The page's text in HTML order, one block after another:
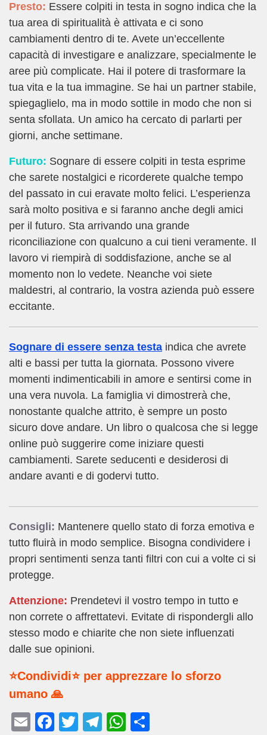
Presto: Essere colpiti in testa in sogno indica che la
tua area di spiritualità è attivata e ci sono
cambiamenti dentro di te. Avete un’eccellente
capacità di investigare e analizzare, specialmente le
aree più complicate. Hai il potere di trasformare la
tua vita e la tua immagine. Se hai un partner stabile,
spiegaglielo, ma in modo sottile in modo che non si
senta sfollata. Un amico ha cercato di parlarti per
giorni, anche settimane.
Futuro: Sognare di essere colpiti in testa esprime
che sarete nostalgici e ricorderete qualche tempo
del passato in cui eravate molto felici. L’esperienza
sarà molto positiva e si faranno anche degli amici
per il futuro. Sta arrivando una grande
riconciliazione con qualcuno a cui tieni veramente. Il
lavoro vi riempirà di soddisfazione, anche se al
momento non lo vedete. Neanche voi siete
maldestri, al contrario, la vostra azienda può essere
eccitante.
Sognare di essere senza testa indica che avrete
alti e bassi per tutta la giornata. Possono vivere
momenti indimenticabili in amore e sentirsi come in
una vera nuvola. La famiglia vi dimostrerà che,
nonostante qualche attrito, è sempre un posto
sicuro dove andare. Un libro o qualcosa che si legge
online può suggerire come iniziare questi
cambiamenti. Sarete seducenti e desiderosi di
andare avanti e di godervi tutto.
Consigli: Mantenere quello stato di forza emotiva e
tutto fluirà in modo semplice. Bisogna condividere i
propri sentimenti senza tanti filtri con cui a volte ci si
protegge.
Attenzione: Prendetevi il vostro tempo in tutto e
non correte o affrettatevi. Evitate di rispondergli allo
stesso modo e chiarite che non siete influenzati
dalle sue opinioni.
⭐Condividi⭐ per apprezzare lo sforzo
umano 🙏
E
F
T
T
W